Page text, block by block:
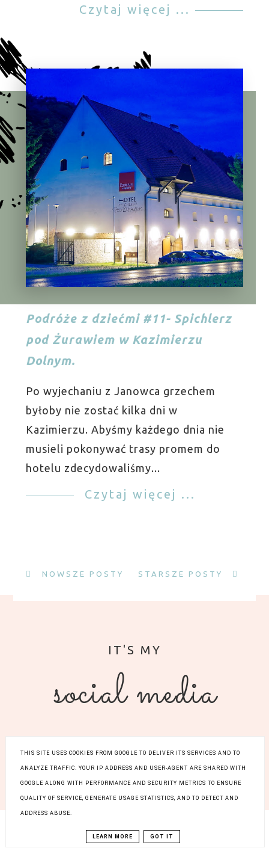
Czytaj więcej ...
Podróże z dziećmi #11- Spichlerz
pod Żurawiem w Kazimierzu
Dolnym.
Po wyjechaniu z Janowca grzechem
byłoby nie zostać kilka dni w
Kazimierzu. Abyśmy każdego dnia nie
musieli pokonywać trasy promem do
hotelu zdecydowaliśmy...
Czytaj więcej ...
NOWSZE POSTY STARSZE POSTY
social media
COPYRIGHT ©ZARAZ-
POLSKA 2015-2025
THIS SITE USES COOKIES FROM GOOGLE TO DELIVER ITS SERVICES AND TO
ANALYZE TRAFFIC. YOUR IP ADDRESS AND USER-AGENT ARE SHARED WITH
GOOGLE ALONG WITH PERFORMANCE AND SECURITY METRICS TO ENSURE
QUALITY OF SERVICE, GENERATE USAGE STATISTICS, AND TO DETECT AND
ADDRESS ABUSE.
LEARN MORE GOT IT